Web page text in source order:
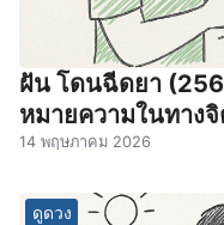
ฝัน โดนฉีดยา
หมายความในทาง
14 พฤษภาคม 2026
ดูดวง